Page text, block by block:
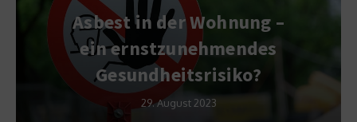
Asbest in der Wohnung –
ein ernstzunehmendes
Gesundheitsrisiko?
29. August 2023